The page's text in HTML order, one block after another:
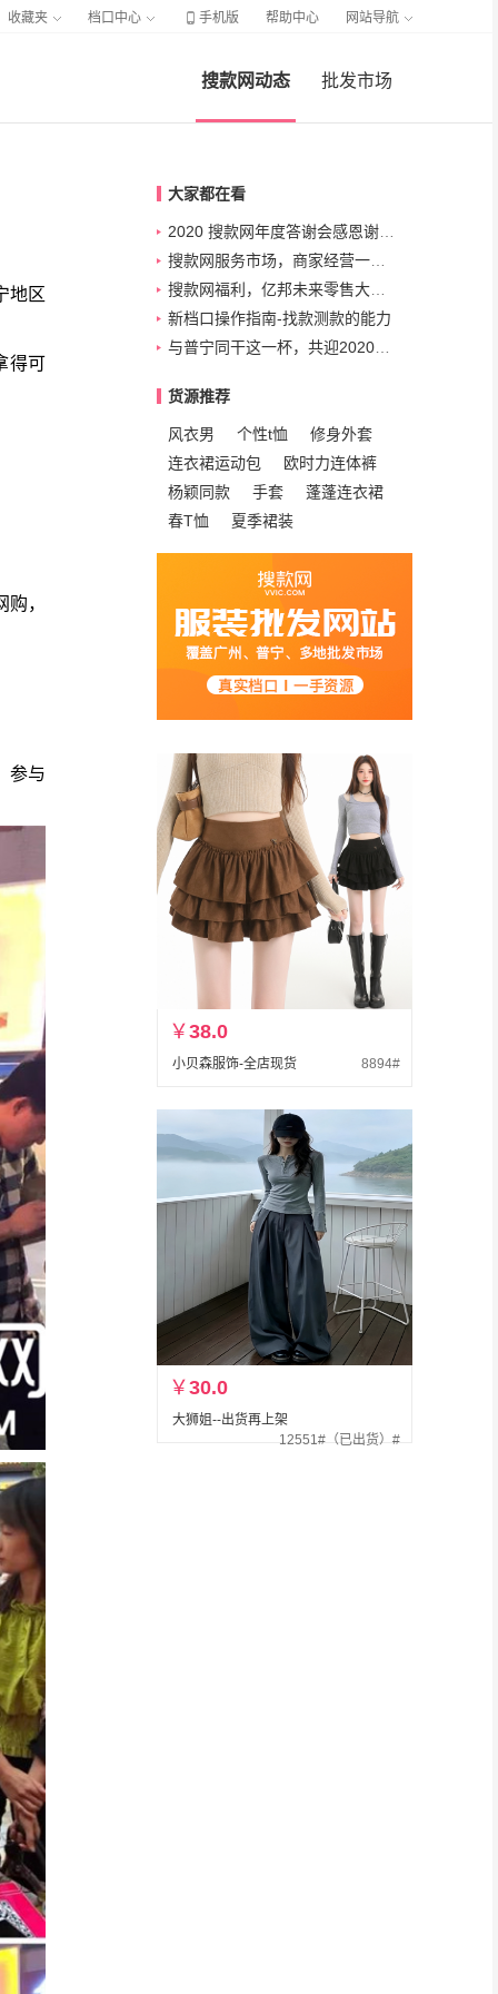
收藏夹 档口中心  手机版 帮助中心 网站导航
搜款网动态 批发市场
地区
得可
购，
参与
大家都在看
新档口操作指南-找款测款的能力
货源推荐
风衣男 个性t恤
修身外套
连衣裙运动包
欧时力连体裤
杨颖同款
手套
蓬蓬连衣裙
春T恤
夏季裙装
￥38.0
小贝森服饰-全店现货 8894#
￥30.0
大狮姐--出货再上架
12551#（已出货）#